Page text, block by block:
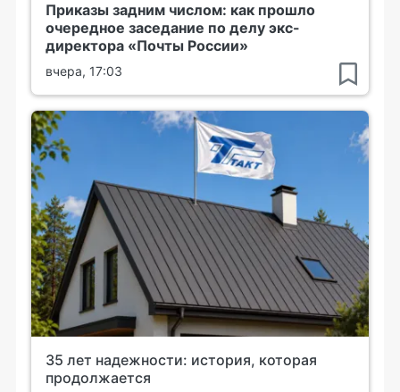
Приказы задним числом: как прошло
очередное заседание по делу экс-
директора «Почты России»
вчера, 17:03
35 лет надежности: история, которая
продолжается